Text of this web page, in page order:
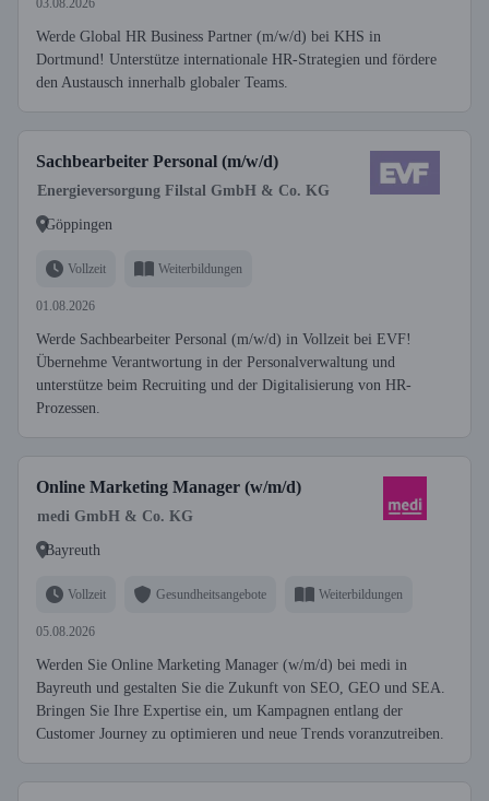
03.08.2026
Werde Global HR Business Partner (m/w/d) bei KHS in
Dortmund! Unterstütze internationale HR-Strategien und fördere
den Austausch innerhalb globaler Teams.
Sachbearbeiter Personal (m/w/d)
Energieversorgung Filstal GmbH & Co. KG
Göppingen
Vollzeit Weiterbildungen
01.08.2026
Werde Sachbearbeiter Personal (m/w/d) in Vollzeit bei EVF!
Übernehme Verantwortung in der Personalverwaltung und
unterstütze beim Recruiting und der Digitalisierung von HR-
Prozessen.
Online Marketing Manager (w/m/d)
medi GmbH & Co. KG
Bayreuth
Vollzeit Gesundheitsangebote Weiterbildungen
05.08.2026
Werden Sie Online Marketing Manager (w/m/d) bei medi in
Bayreuth und gestalten Sie die Zukunft von SEO, GEO und SEA.
Bringen Sie Ihre Expertise ein, um Kampagnen entlang der
Customer Journey zu optimieren und neue Trends voranzutreiben.